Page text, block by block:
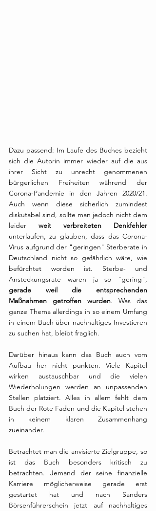
Dazu passend: Im Laufe des Buches bezieht
sich die Autorin immer wieder auf die aus
ihrer Sicht zu unrecht genommenen
bürgerlichen Freiheiten während der
Corona-Pandemie in den Jahren 2020/21.
Auch wenn diese sicherlich zumindest
diskutabel sind, sollte man jedoch nicht dem
leider weit verbreiteten Denkfehler
unterlaufen, zu glauben, dass das Corona-
Virus aufgrund der "geringen" Sterberate in
Deutschland nicht so gefährlich wäre, wie
befürchtet worden ist. Sterbe- und
Ansteckungsrate waren ja so "gering",
gerade weil die entsprechenden
Maßnahmen getroffen wurden. Was das
ganze Thema allerdings in so einem Umfang
in einem Buch über nachhaltiges Investieren
zu suchen hat, bleibt fraglich.
Darüber hinaus kann das Buch auch vom
Aufbau her nicht punkten. Viele Kapitel
wirken austauschbar und die vielen
Wiederholungen werden an unpassenden
Stellen platziert. Alles in allem fehlt dem
Buch der Rote Faden und die Kapitel stehen
in keinem klaren Zusammenhang
zueinander.
Betrachtet man die anvisierte Zielgruppe, so
ist das Buch besonders kritisch zu
betrachten. Jemand der seine finanzielle
Karriere möglicherweise gerade erst
gestartet hat und nach Sanders
Börsenführerschein jetzt auf nachhaltiges